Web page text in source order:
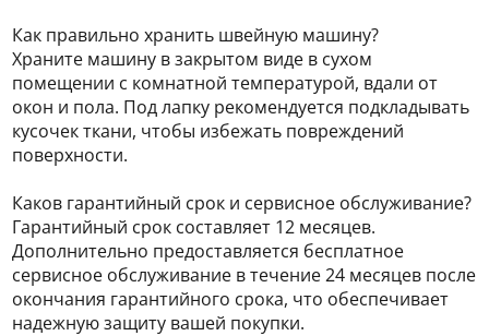
Как правильно хранить швейную машину?
Храните машину в закрытом виде в сухом
помещении с комнатной температурой, вдали от
окон и пола. Под лапку рекомендуется подкладывать
кусочек ткани, чтобы избежать повреждений
поверхности.
Каков гарантийный срок и сервисное обслуживание?
Гарантийный срок составляет 12 месяцев.
Дополнительно предоставляется бесплатное
сервисное обслуживание в течение 24 месяцев после
окончания гарантийного срока, что обеспечивает
надежную защиту вашей покупки.